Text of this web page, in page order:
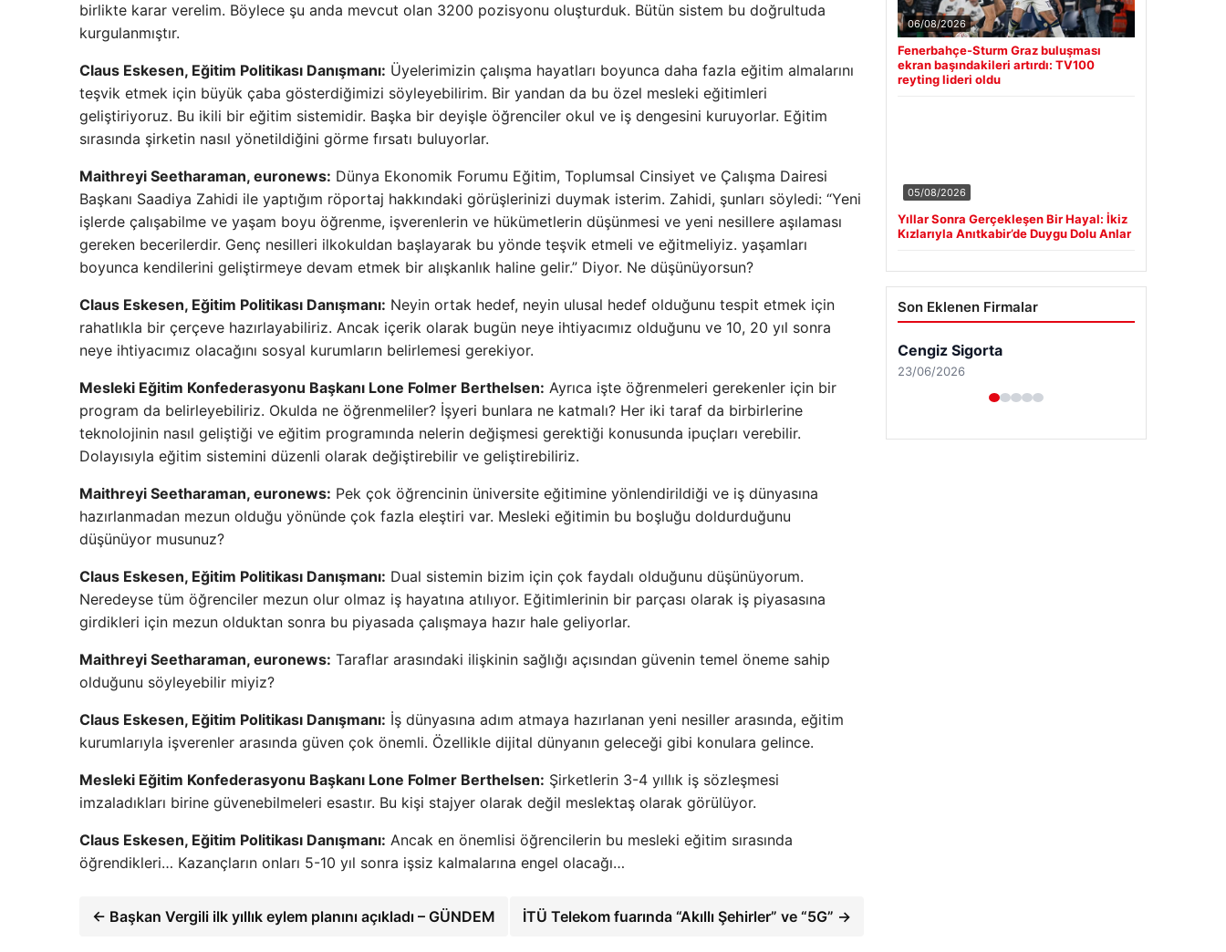
birlikte karar verelim. Böylece şu anda mevcut olan 3200 pozisyonu oluşturduk. Bütün sistem bu doğrultuda
kurgulanmıştır.
Claus Eskesen, Eğitim Politikası Danışmanı: Üyelerimizin çalışma hayatları boyunca daha fazla eğitim almalarını
teşvik etmek için büyük çaba gösterdiğimizi söyleyebilirim. Bir yandan da bu özel mesleki eğitimleri
geliştiriyoruz. Bu ikili bir eğitim sistemidir. Başka bir deyişle öğrenciler okul ve iş dengesini kuruyorlar. Eğitim
sırasında şirketin nasıl yönetildiğini görme fırsatı buluyorlar.
Maithreyi Seetharaman, euronews: Dünya Ekonomik Forumu Eğitim, Toplumsal Cinsiyet ve Çalışma Dairesi
Başkanı Saadiya Zahidi ile yaptığım röportaj hakkındaki görüşlerinizi duymak isterim. Zahidi, şunları söyledi: “Yeni
işlerde çalışabilme ve yaşam boyu öğrenme, işverenlerin ve hükümetlerin düşünmesi ve yeni nesillere aşılaması
gereken becerilerdir. Genç nesilleri ilkokuldan başlayarak bu yönde teşvik etmeli ve eğitmeliyiz. yaşamları
boyunca kendilerini geliştirmeye devam etmek bir alışkanlık haline gelir.” Diyor. Ne düşünüyorsun?
Claus Eskesen, Eğitim Politikası Danışmanı: Neyin ortak hedef, neyin ulusal hedef olduğunu tespit etmek için
rahatlıkla bir çerçeve hazırlayabiliriz. Ancak içerik olarak bugün neye ihtiyacımız olduğunu ve 10, 20 yıl sonra
neye ihtiyacımız olacağını sosyal kurumların belirlemesi gerekiyor.
Mesleki Eğitim Konfederasyonu Başkanı Lone Folmer Berthelsen: Ayrıca işte öğrenmeleri gerekenler için bir
program da belirleyebiliriz. Okulda ne öğrenmeliler? İşyeri bunlara ne katmalı? Her iki taraf da birbirlerine
teknolojinin nasıl geliştiği ve eğitim programında nelerin değişmesi gerektiği konusunda ipuçları verebilir.
Dolayısıyla eğitim sistemini düzenli olarak değiştirebilir ve geliştirebiliriz.
Maithreyi Seetharaman, euronews: Pek çok öğrencinin üniversite eğitimine yönlendirildiği ve iş dünyasına
hazırlanmadan mezun olduğu yönünde çok fazla eleştiri var. Mesleki eğitimin bu boşluğu doldurduğunu
düşünüyor musunuz?
Claus Eskesen, Eğitim Politikası Danışmanı: Dual sistemin bizim için çok faydalı olduğunu düşünüyorum.
Neredeyse tüm öğrenciler mezun olur olmaz iş hayatına atılıyor. Eğitimlerinin bir parçası olarak iş piyasasına
girdikleri için mezun olduktan sonra bu piyasada çalışmaya hazır hale geliyorlar.
Maithreyi Seetharaman, euronews: Taraflar arasındaki ilişkinin sağlığı açısından güvenin temel öneme sahip
olduğunu söyleyebilir miyiz?
Claus Eskesen, Eğitim Politikası Danışmanı: İş dünyasına adım atmaya hazırlanan yeni nesiller arasında, eğitim
kurumlarıyla işverenler arasında güven çok önemli. Özellikle dijital dünyanın geleceği gibi konulara gelince.
Mesleki Eğitim Konfederasyonu Başkanı Lone Folmer Berthelsen: Şirketlerin 3-4 yıllık iş sözleşmesi
imzaladıkları birine güvenebilmeleri esastır. Bu kişi stajyer olarak değil meslektaş olarak görülüyor.
Claus Eskesen, Eğitim Politikası Danışmanı: Ancak en önemlisi öğrencilerin bu mesleki eğitim sırasında
öğrendikleri… Kazançların onları 5-10 yıl sonra işsiz kalmalarına engel olacağı…
← Başkan Vergili ilk yıllık eylem planını açıkladı – GÜNDEM İTÜ Telekom fuarında “Akıllı Şehirler” ve “5G” →
06/08/2026
Fenerbahçe-Sturm Graz buluşması
ekran başındakileri artırdı: TV100
reyting lideri oldu
05/08/2026
Yıllar Sonra Gerçekleşen Bir Hayal: İkiz
Kızlarıyla Anıtkabir’de Duygu Dolu Anlar
Son Eklenen Firmalar